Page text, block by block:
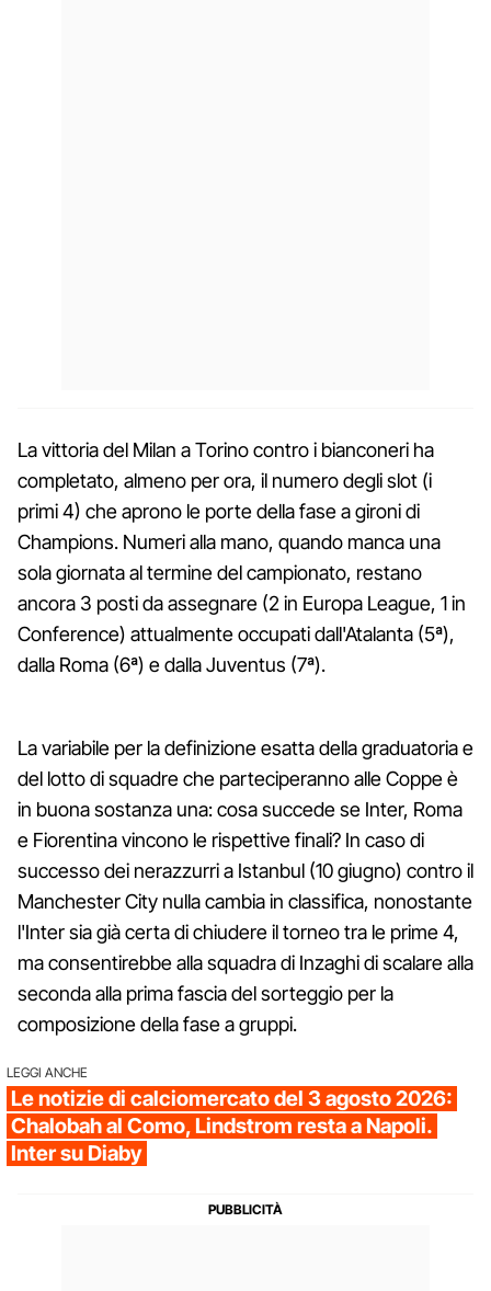
La vittoria del Milan a Torino contro i bianconeri ha
completato, almeno per ora, il numero degli slot (i
primi 4) che aprono le porte della fase a gironi di
Champions. Numeri alla mano, quando manca una
sola giornata al termine del campionato, restano
ancora 3 posti da assegnare (2 in Europa League, 1 in
Conference) attualmente occupati dall'Atalanta (5ª),
dalla Roma (6ª) e dalla Juventus (7ª).
La variabile per la definizione esatta della graduatoria e
del lotto di squadre che parteciperanno alle Coppe è
in buona sostanza una: cosa succede se Inter, Roma
e Fiorentina vincono le rispettive finali? In caso di
successo dei nerazzurri a Istanbul (10 giugno) contro il
Manchester City nulla cambia in classifica, nonostante
l'Inter sia già certa di chiudere il torneo tra le prime 4,
ma consentirebbe alla squadra di Inzaghi di scalare alla
seconda alla prima fascia del sorteggio per la
composizione della fase a gruppi.
LEGGI ANCHE
Le notizie di calciomercato del 3 agosto 2026:
Chalobah al Como, Lindstrom resta a Napoli.
Inter su Diaby